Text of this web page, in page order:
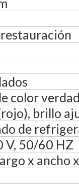
color
brillo
de
V, 50/60 HZ
x ancho